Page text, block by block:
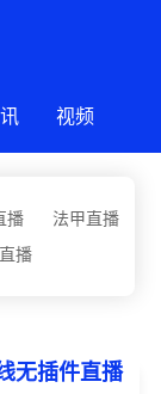
视频
播
法甲直播
播
无插件直播